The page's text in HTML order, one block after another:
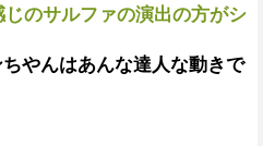
のサルファの演出の方がシ
やんはあんな達人な動きで